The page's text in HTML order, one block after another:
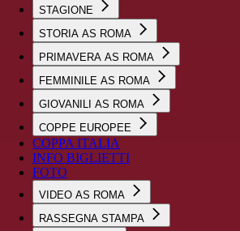
STAGIONE
STORIA AS ROMA
PRIMAVERA AS ROMA
FEMMINILE AS ROMA
GIOVANILI AS ROMA
COPPE EUROPEE
COPPA ITALIA
INFO BIGLIETTI
FOTO
VIDEO AS ROMA
RASSEGNA STAMPA